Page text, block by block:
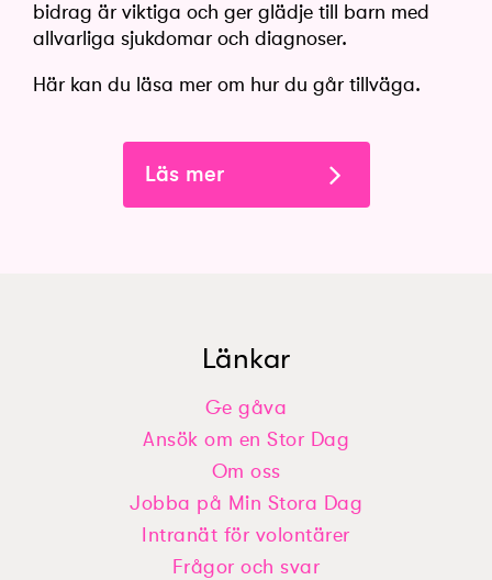
bidrag är viktiga och ger glädje till barn med
allvarliga sjukdomar och diagnoser.
Här kan du läsa mer om hur du går tillväga.
Läs mer
Länkar
Ge gåva
Ansök om en Stor Dag
Om oss
Jobba på Min Stora Dag
Intranät för volontärer
Frågor och svar